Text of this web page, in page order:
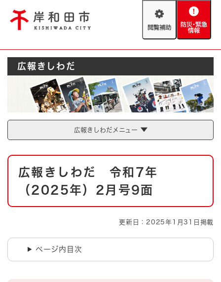
閲
助
防
緊
情
報
Foreign language
やさしい日本語
とじる
防災・緊急情報
ハザードマップ AED設置箇所
とじる
広報きしわだ
広報きしわだメニュー
本
広報きしわだ 令和7年
（2025年）2月号9面
更新日：2025年1月31日掲載
ページ内目次